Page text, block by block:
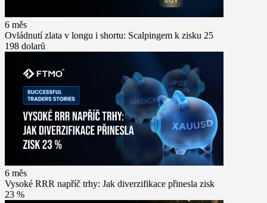
6 měs
Ovládnutí zlata v longu i shortu: Scalpingem k zisku 25
198 dolarů
6 měs
Vysoké RRR napříč trhy: Jak diverzifikace přinesla zisk
23 %